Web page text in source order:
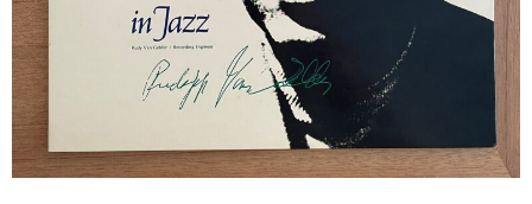
GG RECORD （当店のレーベル）
JAZZ-US
BLUE NOTE